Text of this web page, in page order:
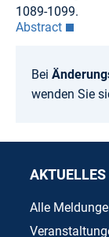
1089-1099.
Abstract
Bei
wenden Sie
AKTUELLES
Alle